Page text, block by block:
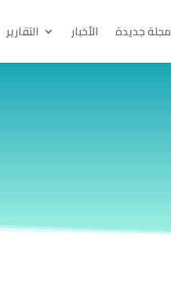
التقارير الأخبار مجلة جديدة